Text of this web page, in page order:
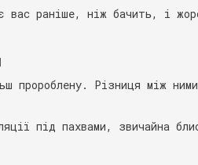
раніше, ніж бачить, і
Різниця між
під пахвами, звичайна